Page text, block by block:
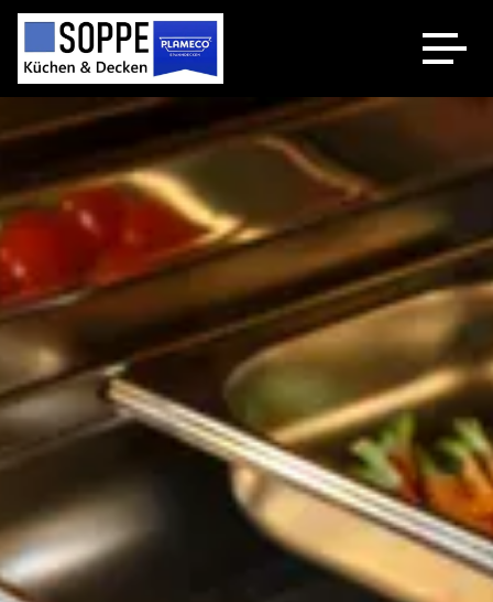
Küchenstudio
Plameco Decken
Spanndecken Heizung
Über uns
Kontakt